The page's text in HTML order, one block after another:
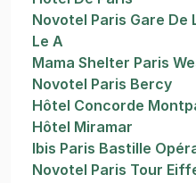
Novotel Paris Gare De
Le A
Mama Shelter Paris
Novotel Paris Bercy
Hôtel Concorde
Hôtel Miramar
Ibis Paris Bastille
Novotel Paris Tour